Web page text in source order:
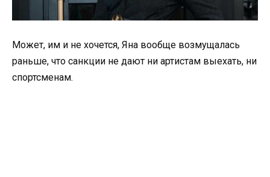
Может, им и не хочется, Яна вообще возмущалась
раньше, что санкции не дают ни артистам выехать, ни
спортсменам.